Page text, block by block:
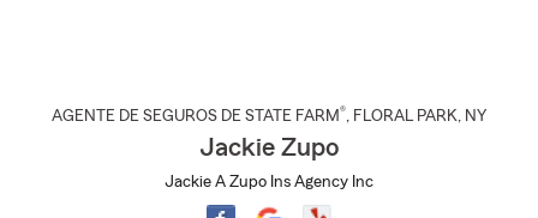
AGENTE DE SEGUROS DE STATE FARM®, FLORAL PARK, NY
Jackie Zupo
Jackie A Zupo Ins Agency Inc